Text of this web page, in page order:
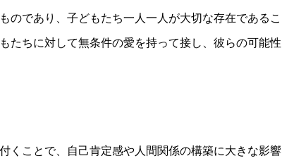
のであり、子どもたち一人一人が大切な存在であるこ
たちに対して無条件の愛を持って接し、彼らの可能性
くことで、自己肯定感や人間関係の構築に大きな影響